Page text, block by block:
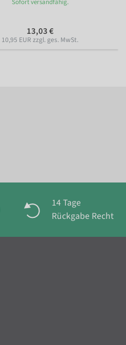
Sofort versandfähig.
13,03 €
10,95 EUR zzgl. ges. MwSt.
14 Tage
Rückgabe Recht